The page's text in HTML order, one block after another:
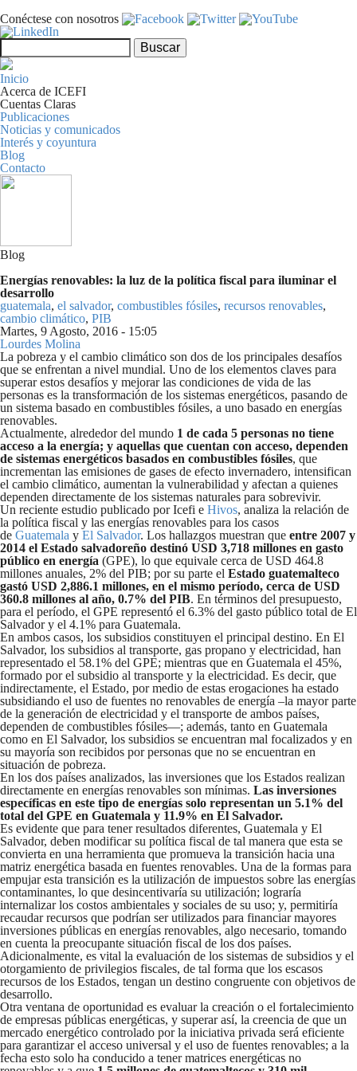
Conéctese con nosotros
Formulario de búsqueda
Buscar
Inicio
Acerca de ICEFI
Cuentas Claras
Publicaciones
Noticias y comunicados
Interés y coyuntura
Blog
Contacto
Blog
Energías renovables: la luz de la política fiscal para iluminar el
desarrollo
guatemala, el salvador, combustibles fósiles, recursos renovables,
cambio climático, PIB
Martes, 9 Agosto, 2016 - 15:05
Lourdes Molina
Share on Facebook
Tweet Widget
Linkedin Share Button
La pobreza y el cambio climático son dos de los principales desafíos
que se enfrentan a nivel mundial. Uno de los elementos claves para
superar estos desafíos y mejorar las condiciones de vida de las
personas es la transformación de los sistemas energéticos, pasando de
un sistema basado en combustibles fósiles, a uno basado en energías
renovables.
Actualmente, alrededor del mundo 1 de cada 5 personas no tiene
acceso a la energía; y aquellas que cuentan con acceso, dependen
de sistemas energéticos basados en combustibles fósiles, que
incrementan las emisiones de gases de efecto invernadero, intensifican
el cambio climático, aumentan la vulnerabilidad y afectan a quienes
dependen directamente de los sistemas naturales para sobrevivir.
Un reciente estudio publicado por Icefi e Hivos, analiza la relación de
la política fiscal y las energías renovables para los casos
de Guatemala y El Salvador. Los hallazgos muestran que entre 2007 y
2014 el Estado salvadoreño destinó USD 3,718 millones en gasto
público en energía (GPE), lo que equivale cerca de USD 464.8
millones anuales, 2% del PIB; por su parte el Estado guatemalteco
gastó USD 2,886.1 millones, en el mismo período, cerca de USD
360.8 millones al año, 0.7% del PIB. En términos del presupuesto,
para el período, el GPE representó el 6.3% del gasto público total de El
Salvador y el 4.1% para Guatemala.
En ambos casos, los subsidios constituyen el principal destino. En El
Salvador, los subsidios al transporte, gas propano y electricidad, han
representado el 58.1% del GPE; mientras que en Guatemala el 45%,
formado por el subsidio al transporte y la electricidad. Es decir, que
indirectamente, el Estado, por medio de estas erogaciones ha estado
subsidiando el uso de fuentes no renovables de energía –la mayor parte
de la generación de electricidad y el transporte de ambos países,
dependen de combustibles fósiles—; además, tanto en Guatemala
como en El Salvador, los subsidios se encuentran mal focalizados y en
su mayoría son recibidos por personas que no se encuentran en
situación de pobreza.
En los dos países analizados, las inversiones que los Estados realizan
directamente en energías renovables son mínimas. Las inversiones
específicas en este tipo de energías solo representan un 5.1% del
total del GPE en Guatemala y 11.9% en El Salvador.
Es evidente que para tener resultados diferentes, Guatemala y El
Salvador, deben modificar su política fiscal de tal manera que esta se
convierta en una herramienta que promueva la transición hacia una
matriz energética basada en fuentes renovables. Una de la formas para
empujar esta transición es la utilización de impuestos sobre las energías
contaminantes, lo que desincentivaría su utilización; lograría
internalizar los costos ambientales y sociales de su uso; y, permitiría
recaudar recursos que podrían ser utilizados para financiar mayores
inversiones públicas en energías renovables, algo necesario, tomando
en cuenta la preocupante situación fiscal de los dos países.
Adicionalmente, es vital la evaluación de los sistemas de subsidios y el
otorgamiento de privilegios fiscales, de tal forma que los escasos
recursos de los Estados, tengan un destino congruente con objetivos de
desarrollo.
Otra ventana de oportunidad es evaluar la creación o el fortalecimiento
de empresas públicas energéticas, y superar así, la creencia de que un
mercado energético controlado por la iniciativa privada será eficiente
para garantizar el acceso universal y el uso de fuentes renovables; a la
fecha esto solo ha conducido a tener matrices energéticas no